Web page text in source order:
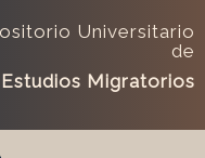
Universitario
de
Estudios Migratorios